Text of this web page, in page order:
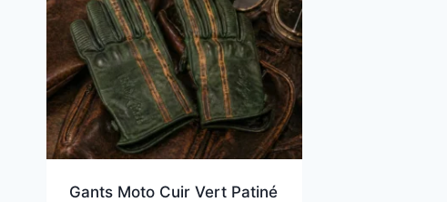
Gants Moto Cuir Vert Patiné